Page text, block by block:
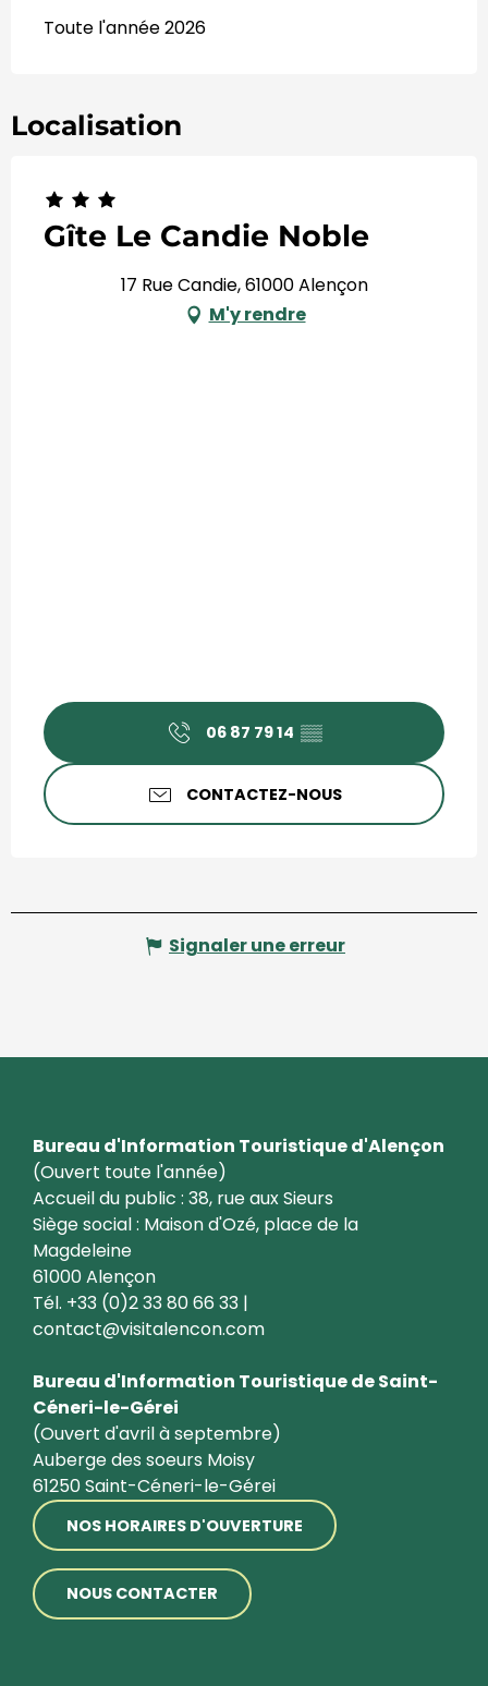
Toute l'année 2026
Localisation
Gîte Le Candie Noble
17 Rue Candie, 61000 Alençon
M'y rendre
06 87 79 14 ▒▒
CONTACTEZ-NOUS
Signaler une erreur
Bureau d'Information Touristique d'Alençon
(Ouvert toute l'année)
Accueil du public : 38, rue aux Sieurs
Siège social : Maison d'Ozé, place de la
Magdeleine
61000 Alençon
Tél. +33 (0)2 33 80 66 33 |
contact@visitalencon.com
Bureau d'Information Touristique de Saint-
Céneri-le-Gérei
(Ouvert d'avril à septembre)
Auberge des soeurs Moisy
61250 Saint-Céneri-le-Gérei
NOS HORAIRES D'OUVERTURE
NOUS CONTACTER